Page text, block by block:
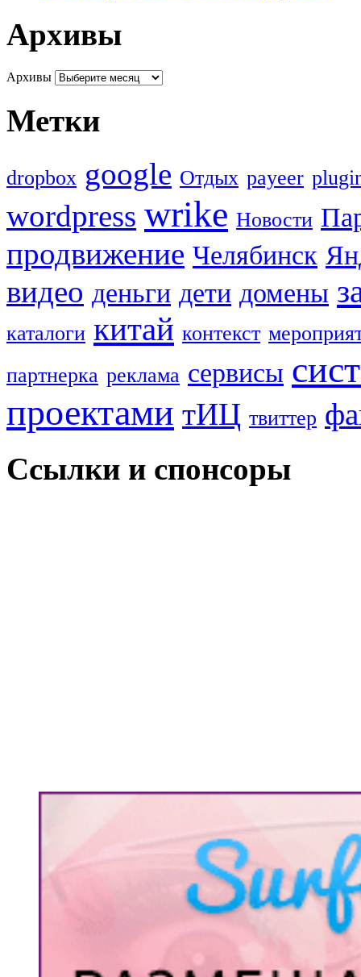
Архивы
Архивы
Метки
dropbox google Oтдых payeer
wordpress wrike Новости
продвижение Челябинск
видео деньги дети домены
каталоги китай контекст
партнерка реклама сервисы
проектами тИЦ твиттер
Ссылки и спонсоры